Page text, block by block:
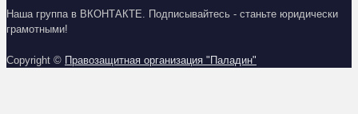
Наша группа в ВКОНТАКТЕ. Подписывайтесь - станьте юридически
грамотными!
Copyright © Правозащитная организация "Паладин"